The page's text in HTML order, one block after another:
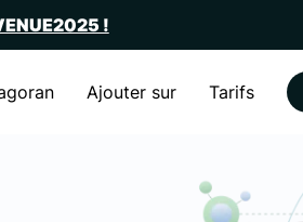
!
Ajouter sur Tarifs